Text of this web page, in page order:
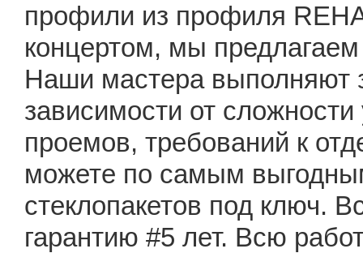
профили из профиля
концертом, мы
Наши мастера выполняют
зависимости от
проемов, требований к
можете по самым
стеклопакетов под ключ.
гарантию #5 лет. Всю